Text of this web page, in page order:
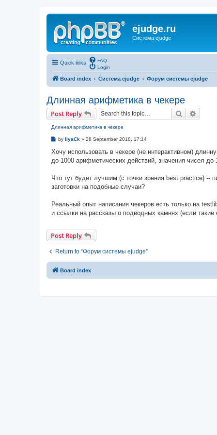
ejudge.ru
Система ejudge
Quick links
FAQ
Login
Board index Система ejudge Форум системы ejudge
Длинная арифметика в чекере
Post Reply Search
Длинная арифметика в чекере
P
s
by IlyaCk » 28 September 2018, 17:14
Хочу использовать в чекере (не интерактивном)
до 1000 арифметических действий, значения чисел
Что тут будет лучшим (с точки зрения best practice) --
заготовки на подобные случаи?
Реальный опыт написания чекеров есть только на
и ссылки на рассказы о подводных камнях (если такие
Post Reply
Return to “Форум системы ejudge”
Board index